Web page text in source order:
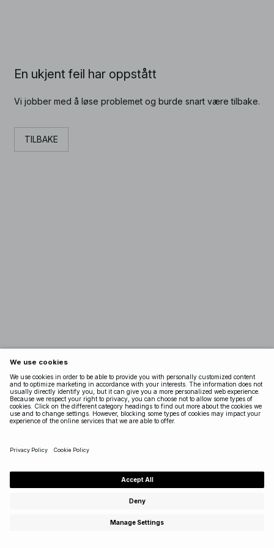
En ukjent feil har oppstått
Vi jobber med å løse problemet og burde snart være tilbake.
TILBAKE